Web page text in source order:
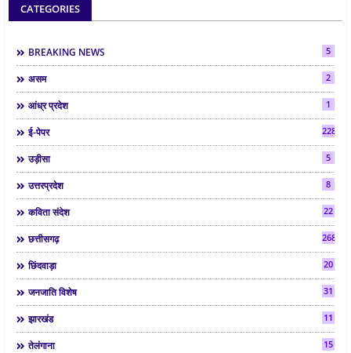
CATEGORIES
BREAKING NEWS 5
असम 2
आंध्र प्रदेश 1
ई-पेपर 2286
उड़ीसा 5
उत्तरप्रदेश 8
कविता संदेश 22
छत्तीसगढ़ 268
छिंदवाड़ा 20
जनजाति विशेष 31
झारखंड 11
तेलंगाना 15